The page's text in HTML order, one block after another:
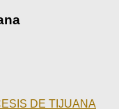
DE TIJUANA